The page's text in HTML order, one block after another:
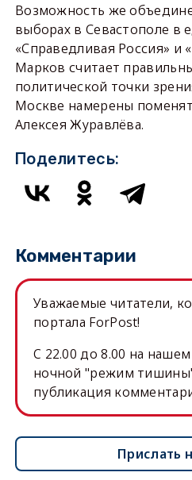
Возможность же
выборах в Севастополе в
«Справедливая Россия» и
Марков считает
политической точки
Москве намерены
Алексея Журавлёва.
Поделитесь:
Комментарии
Уважаемые читатели,
портала ForPost!
C 22.00 до 8.00 на
ночной "режим
публикация
Прислать